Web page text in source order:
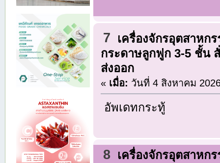
7
เครื่องจักรอุตสาหก
กระดาษลูกฟูก 3-5 ชั้น
ส่งออก
« เมื่อ: วันที่ 4 สิงหาคม
อัพเดทกระทู้
8
เครื่องจักรอุตสาหก